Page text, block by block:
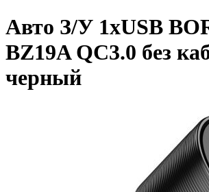
Авто З/У 1xUSB
BZ19A QC3.0 без
черный